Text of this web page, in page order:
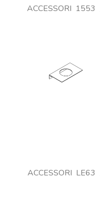
ACCESSORI 1553
ACCESSORI LE63